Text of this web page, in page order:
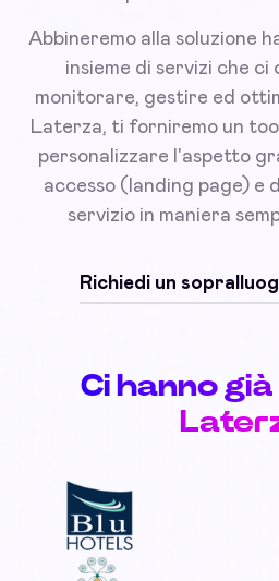
Abbineremo alla soluzione
insieme di servizi che
monitorare, gestire ed
Laterza, ti forniremo un
personalizzare l'aspetto
accesso (landing page) e
servizio in maniera
Richiedi un
Ci hanno